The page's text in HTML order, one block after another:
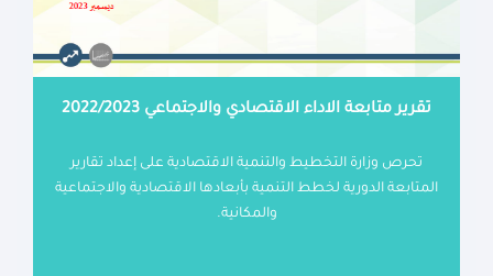
تقرير متابعة الاداء الاقتصادي والاجتماعي 2022/2023
تحرص وزارة التخطيط والتنمية الاقتصادية على إعداد تقارير
المتابعة الدورية لخطط التنمية بأبعادها الاقتصادية والاجتماعية
والمكانية.